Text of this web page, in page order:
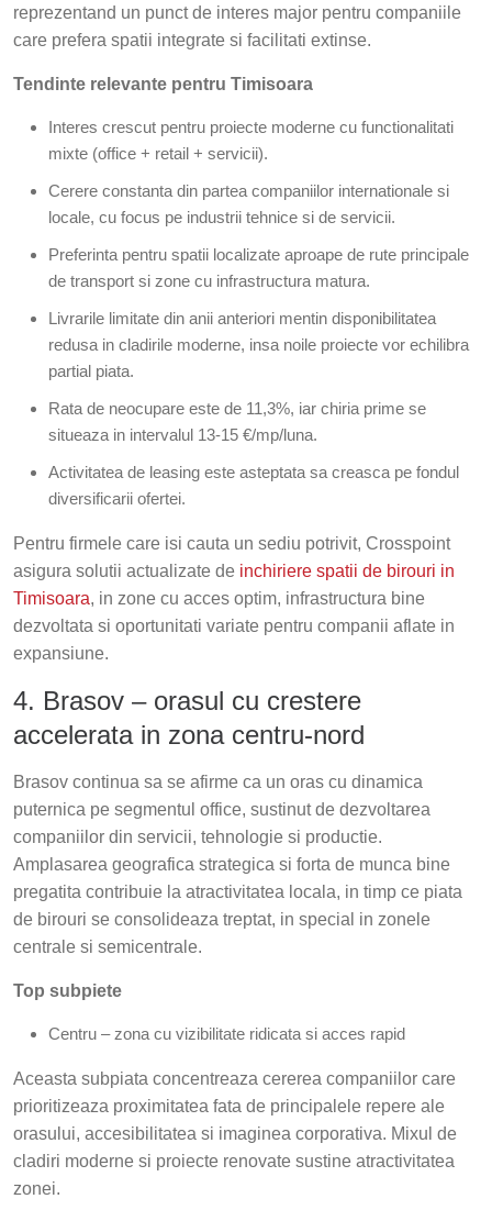
reprezentand un punct de interes major pentru companiile
care prefera spatii integrate si facilitati extinse.
Tendinte relevante pentru Timisoara
Interes crescut pentru proiecte moderne cu functionalitati
mixte (office + retail + servicii).
Cerere constanta din partea companiilor internationale si
locale, cu focus pe industrii tehnice si de servicii.
Preferinta pentru spatii localizate aproape de rute principale
de transport si zone cu infrastructura matura.
Livrarile limitate din anii anteriori mentin disponibilitatea
redusa in cladirile moderne, insa noile proiecte vor echilibra
partial piata.
Rata de neocupare este de 11,3%, iar chiria prime se
situeaza in intervalul 13-15 €/mp/luna.
Activitatea de leasing este asteptata sa creasca pe fondul
diversificarii ofertei.
Pentru firmele care isi cauta un sediu potrivit, Crosspoint
asigura solutii actualizate de inchiriere spatii de birouri in
Timisoara, in zone cu acces optim, infrastructura bine
dezvoltata si oportunitati variate pentru companii aflate in
expansiune.
4. Brasov – orasul cu crestere
accelerata in zona centru-nord
Brasov continua sa se afirme ca un oras cu dinamica
puternica pe segmentul office, sustinut de dezvoltarea
companiilor din servicii, tehnologie si productie.
Amplasarea geografica strategica si forta de munca bine
pregatita contribuie la atractivitatea locala, in timp ce piata
de birouri se consolideaza treptat, in special in zonele
centrale si semicentrale.
Top subpiete
Centru – zona cu vizibilitate ridicata si acces rapid
Aceasta subpiata concentreaza cererea companiilor care
prioritizeaza proximitatea fata de principalele repere ale
orasului, accesibilitatea si imaginea corporativa. Mixul de
cladiri moderne si proiecte renovate sustine atractivitatea
zonei.